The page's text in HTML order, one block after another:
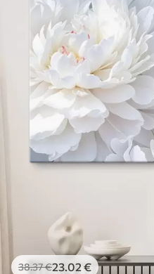
38.37€23.02 €